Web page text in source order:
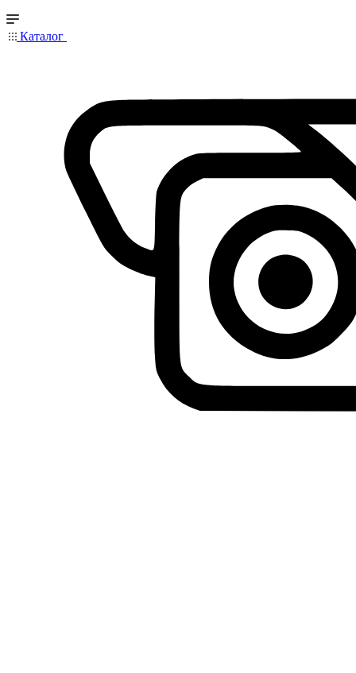
Каталог